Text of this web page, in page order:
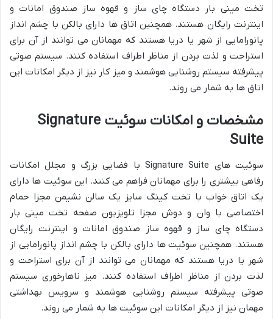
تخت مینی بار دستگاه چای ساز و قهوه ساز صندوق امانات و
اینترنت رایگان هستند. همچنین اتاق ها دارای بالکن با چشم انداز
پانورامایی از شهر یا دریا هستند که مهمانان می توانند از آن برای
استراحت و لذت بردن از مناظر اطراف استفاده کنند. سیستم صوتی
پیشرفته سیستم روشنایی هوشمند و میز کار نیز از دیگر امکانات این
اتاق ها به شمار می روند.
مشخصات و امکانات سوئیت Signature
Suite
سوئیت های Signature Suite با فضایی بزرگ و مجلل امکانات
رفاهی بیشتری را برای مهمانان فراهم می کنند. این سوئیت ها دارای
یک اتاق خواب با تخت کینگ سایز یک سالن نشیمن مجزا حمام
اختصاصی با وان و دوش مجزا تلویزیون صفحه تخت مینی بار
دستگاه چای ساز و قهوه ساز صندوق امانات و اینترنت رایگان
هستند. همچنین سوئیت ها دارای بالکن با چشم انداز پانورامایی از
شهر یا دریا هستند که مهمانان می توانند از آن برای استراحت و
لذت بردن از مناظر اطراف استفاده کنند. میز ناهارخوری سیستم
صوتی پیشرفته سیستم روشنایی هوشمند و سرویس بهداشتی
مهمان نیز از دیگر امکانات این سوئیت ها به شمار می روند.